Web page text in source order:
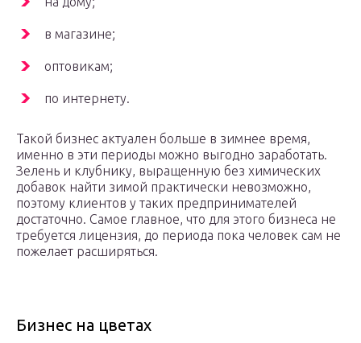
в магазине;
оптовикам;
по интернету.
Такой бизнес актуален больше в зимнее время,
именно в эти периоды можно выгодно заработать.
Зелень и клубнику, выращенную без химических
добавок найти зимой практически невозможно,
поэтому клиентов у таких предпринимателей
достаточно. Самое главное, что для этого бизнеса не
требуется лицензия, до периода пока человек сам не
пожелает расширяться.
Бизнес на цветах